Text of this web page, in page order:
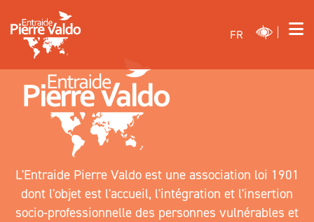
FR
L'Entraide Pierre Valdo est une association loi 1901
dont l'objet est l'accueil, l'intégration et l'insertion
socio-professionnelle des personnes vulnérables et